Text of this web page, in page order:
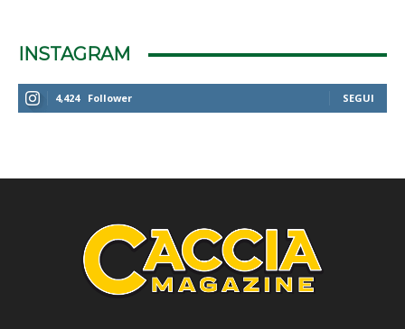
INSTAGRAM
4,424 Follower SEGUI